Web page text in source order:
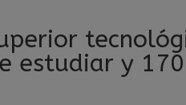
estudiar y